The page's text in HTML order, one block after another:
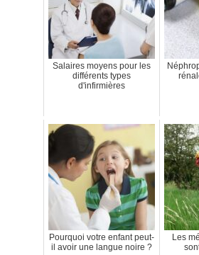
Salaires moyens pour les
différents types
d'infirmières
Pourquoi votre enfant peut-
il avoir une langue noire ?
Les